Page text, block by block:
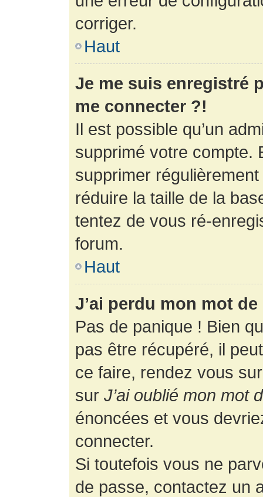
corriger.
Haut
Je me suis enregistré
me connecter ?!
Il est possible qu’un
supprimé votre compte.
supprimer
réduire la taille de la
tentez de vous ré-
forum.
Haut
J’ai perdu mon mot
Pas de panique ! Bien
pas être récupéré, il
ce faire, rendez vous
sur J’ai oublié mon mot
énoncées et vous
connecter.
Si toutefois vous ne
de passe, contactez un